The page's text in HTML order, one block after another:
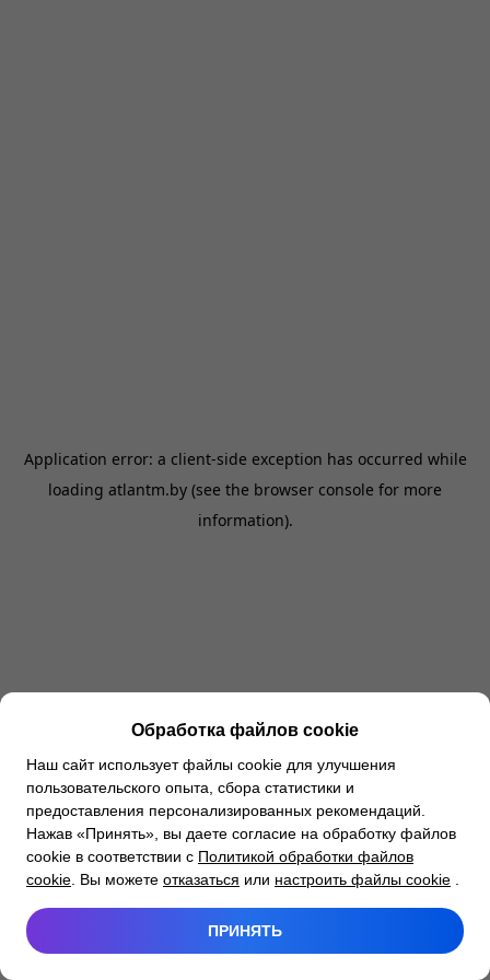
Application error: a client-side exception has occurred while
loading atlantm.by (see the browser console for more
information).
Обработка файлов cookie
Наш сайт использует файлы cookie для улучшения
пользовательского опыта, сбора статистики и
предоставления персонализированных рекомендаций.
Нажав «Принять», вы даете согласие на обработку файлов
cookie в соответствии с Политикой обработки файлов
cookie . Вы можете отказаться или настроить файлы cookie
ПРИНЯТЬ